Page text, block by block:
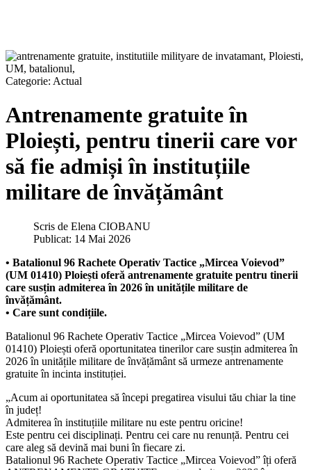
Categorie: Actual
Antrenamente gratuite în
Ploiești, pentru tinerii care vor
să fie admiși în instituțiile
militare de învățământ
Scris de Elena CIOBANU
Publicat: 14 Mai 2026
• Batalionul 96 Rachete Operativ Tactice „Mircea Voievod”
(UM 01410) Ploiești oferă antrenamente gratuite pentru tinerii
care susțin admiterea în 2026 în unitățile militare de
învățământ.
• Care sunt condițiile.
Batalionul 96 Rachete Operativ Tactice „Mircea Voievod” (UM
01410) Ploiești oferă oportunitatea tinerilor care susțin admiterea în
2026 în unitățile militare de învățământ să urmeze antrenamente
gratuite în incinta instituției.
„Acum ai oportunitatea să începi pregatirea visului tău chiar la tine
în județ!
Admiterea în instituțiile militare nu este pentru oricine!
Este pentru cei disciplinați. Pentru cei care nu renunță. Pentru cei
care aleg să devină mai buni în fiecare zi.
Batalionul 96 Rachete Operativ Tactice „Mircea Voievod” îți oferă